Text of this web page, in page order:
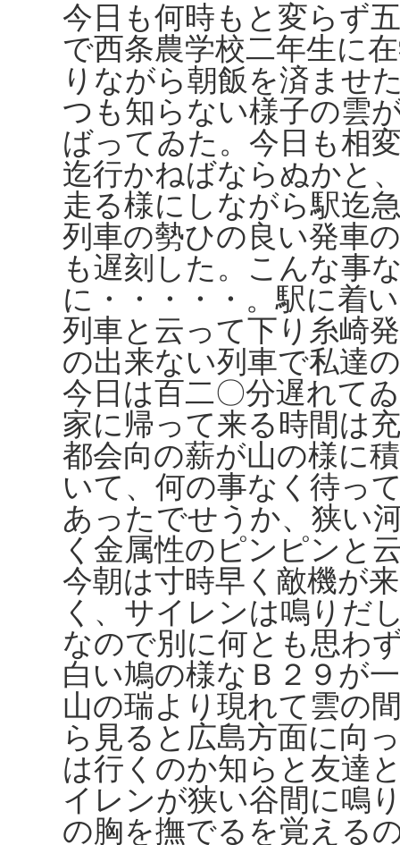
今日も何時もと変らず
で西条農学校二年生に
りながら朝飯を済ませ
つも知らない様子の雲
ばってゐた。今日も相
迄行かねばならぬかと
走る様にしながら駅迄
列車の勢ひの良い発車
も遅刻した。こんな事
に・・・・・。駅に着
列車と云って下り糸崎
の出来ない列車で私達
今日は百二〇分遅れて
家に帰って来る時間は
都会向の薪が山の様に
いて、何の事なく待っ
あったでせうか、狭い
く金属性のピンピンと
今朝は寸時早く敵機が
く、サイレンは鳴りだ
なので別に何とも思わ
白い鳩の様なＢ２９が
山の瑞より現れて雲の
ら見ると広島方面に向
は行くのか知らと友達
イレンが狭い谷間に鳴
の胸を撫でるを覚える